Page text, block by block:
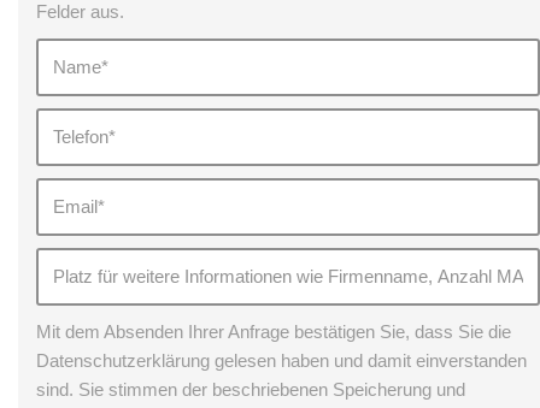
Felder aus.
Mit dem Absenden Ihrer Anfrage bestätigen Sie, dass Sie die
Datenschutzerklärung gelesen haben und damit einverstanden
sind. Sie stimmen der beschriebenen Speicherung und